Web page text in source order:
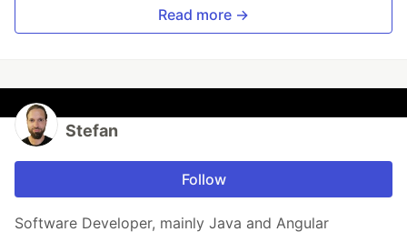
Read more →
Stefan
Follow
Software Developer, mainly Java and Angular